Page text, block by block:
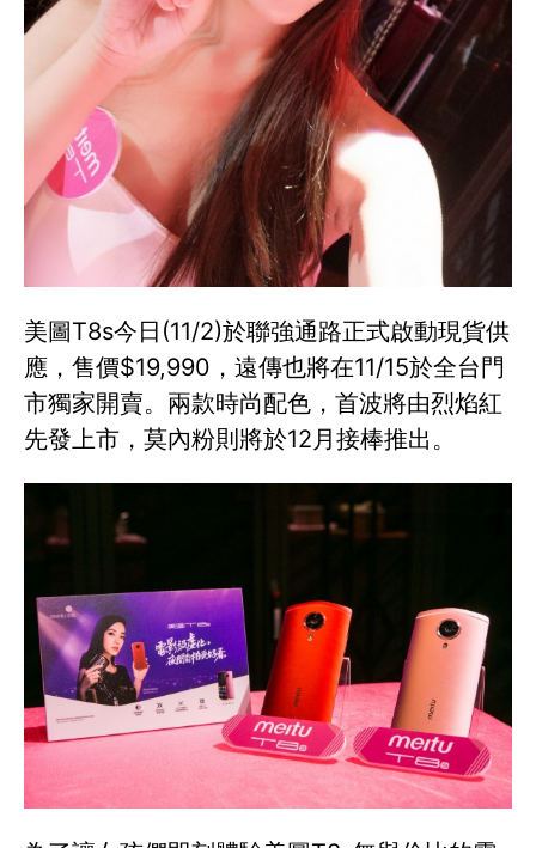
美圖T8s今日(11/2)於聯強通路正式啟動現貨供
應，售價$19,990，遠傳也將在11/15於全台門
市獨家開賣。兩款時尚配色，首波將由烈焰紅
先發上市，莫內粉則將於12月接棒推出。